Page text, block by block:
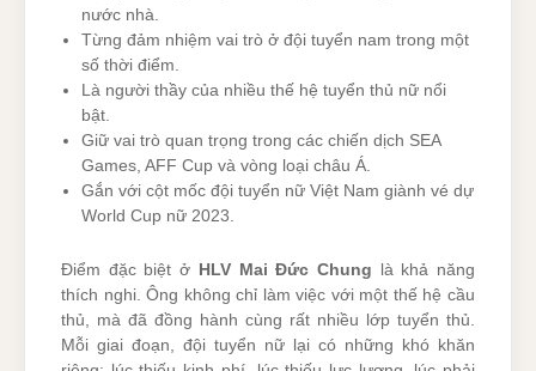
nước nhà.
Từng đảm nhiệm vai trò ở đội tuyển nam trong một
số thời điểm.
Là người thầy của nhiều thế hệ tuyển thủ nữ nổi
bật.
Giữ vai trò quan trọng trong các chiến dịch SEA
Games, AFF Cup và vòng loại châu Á.
Gắn với cột mốc đội tuyển nữ Việt Nam giành vé dự
World Cup nữ 2023.
Điểm đặc biệt ở HLV Mai Đức Chung là khả năng
thích nghi. Ông không chỉ làm việc với một thế hệ cầu
thủ, mà đã đồng hành cùng rất nhiều lớp tuyển thủ.
Mỗi giai đoạn, đội tuyển nữ lại có những khó khăn